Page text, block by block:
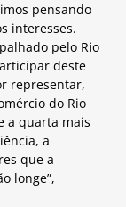
pensando
interesses.
pelo Rio
deste
representar,
do Rio
a quarta mais
a
que a
longe”,